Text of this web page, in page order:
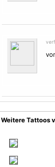
Weitere Tattoos